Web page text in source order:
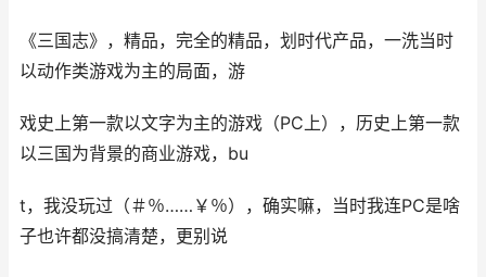
《三国志》，精品，完全的精品，划时代产品，一洗当时
以动作类游戏为主的局面，游
戏史上第一款以文字为主的游戏（PC上），历史上第一款
以三国为背景的商业游戏，bu
t，我没玩过（＃％……￥％），确实嘛，当时我连PC是啥
子也许都没搞清楚，更别说